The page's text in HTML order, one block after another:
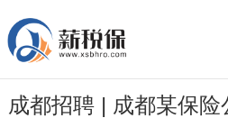
成都招聘 | 成都某保险